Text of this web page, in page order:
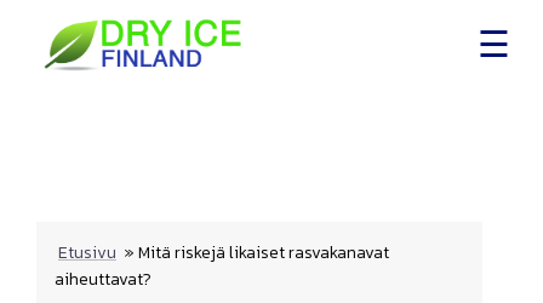
Etusivu »Mitä riskejä likaiset rasvakanavat
aiheuttavat?